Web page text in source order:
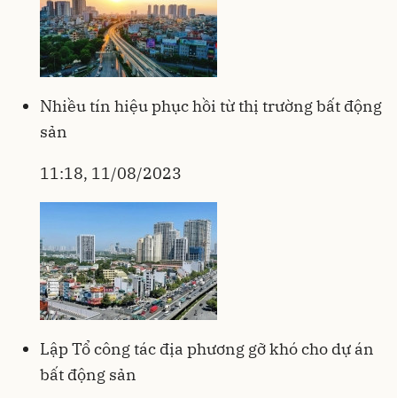
Nhiều tín hiệu phục hồi từ thị trường bất động
sản
11:18, 11/08/2023
Lập Tổ công tác địa phương gỡ khó cho dự án
bất động sản